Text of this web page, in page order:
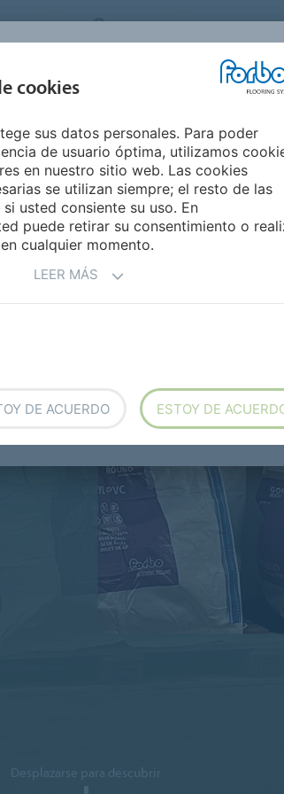
SPAIN
INSPIRACIÓN Y
REFERENCIAS
SOSTENIBILIDAD
Desplazarse para descubrir
cookies
sus datos personales. Para poder
de usuario óptima, utilizamos
en nuestro sitio web. Las cookies
se utilizan siempre; el resto de las
usted consiente su uso. En
puede retirar su consentimiento o
cualquier momento.
LEER MÁS
DE ACUERDO ESTOY DE